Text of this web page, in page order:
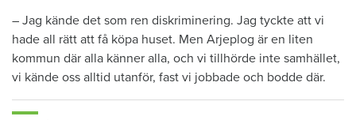
– Jag kände det som ren diskriminering. Jag tyckte att vi
hade all rätt att få köpa huset. Men Arjeplog är en liten
kommun där alla känner alla, och vi tillhörde inte samhället,
vi kände oss alltid utanför, fast vi jobbade och bodde där.